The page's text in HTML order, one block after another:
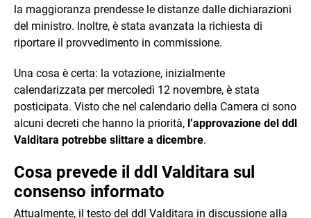
la maggioranza prendesse le distanze dalle dichiarazioni
del ministro. Inoltre, è stata avanzata la richiesta di
riportare il provvedimento in commissione.
Una cosa è certa: la votazione, inizialmente
calendarizzata per mercoledì 12 novembre, è stata
posticipata. Visto che nel calendario della Camera ci sono
alcuni decreti che hanno la priorità, l’approvazione del ddl
Valditara potrebbe slittare a dicembre.
Cosa prevede il ddl Valditara sul
consenso informato
Attualmente, il testo del ddl Valditara in discussione alla